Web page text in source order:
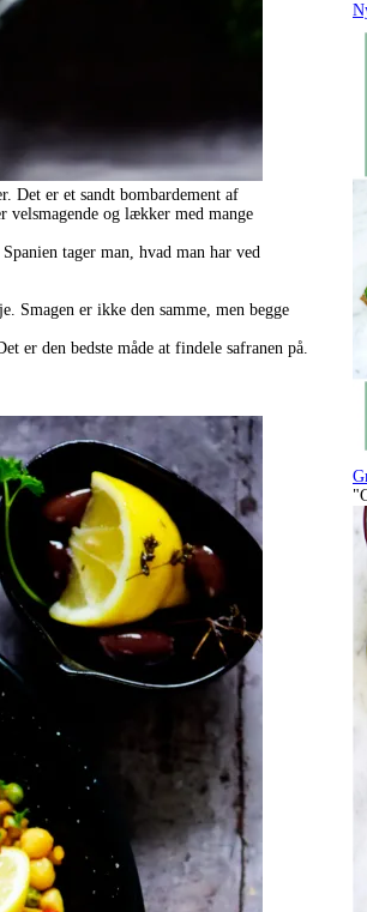
Det er et sandt bombardement af
velsmagende og lækker med mange
tager man, hvad man har ved
Smagen er ikke den samme, men begge
er den bedste måde at findele safranen på.